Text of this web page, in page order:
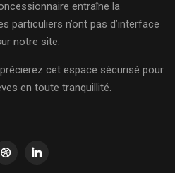
entraîne la
particuliers n’ont pas d’interface
notre site.
cet espace sécurisé pour
en toute tranquillité.